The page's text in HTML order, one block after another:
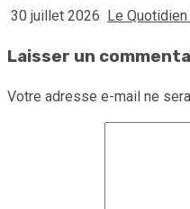
30 juillet 2026 Le
Laisser un
Votre adresse e-mail ne